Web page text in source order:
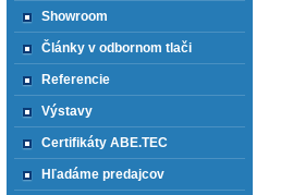
Showroom
Články v odbornom tlači
Referencie
Výstavy
Certifikáty ABE.TEC
Hľadáme predajcov